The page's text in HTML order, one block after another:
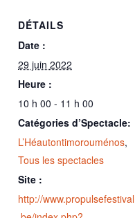
DÉTAILS
Date :
29 juin 2022
Heure :
10 h 00 - 11 h 00
Catégories d’Spectacle:
L’Héautontimorouménos,
Tous les spectacles
Site :
http://www.propulsefestival